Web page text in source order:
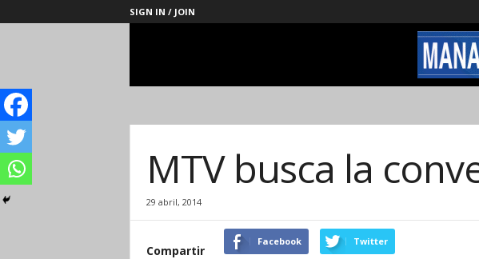
SIGN IN / JOIN
Management
MTV busca la
29 abril, 2014
Compartir
Facebook Twitter